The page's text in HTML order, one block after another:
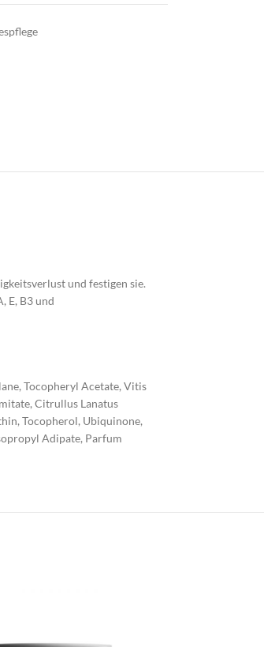
und festigen sie.
E, B3 und
Tocopheryl Acetate, Vitis
Citrullus Lanatus
Tocopherol, Ubiquinone,
Adipate, Parfum